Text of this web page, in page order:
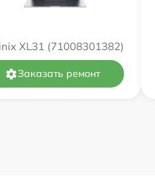
моста
XL31 (71008301382)
Заказать ремонт